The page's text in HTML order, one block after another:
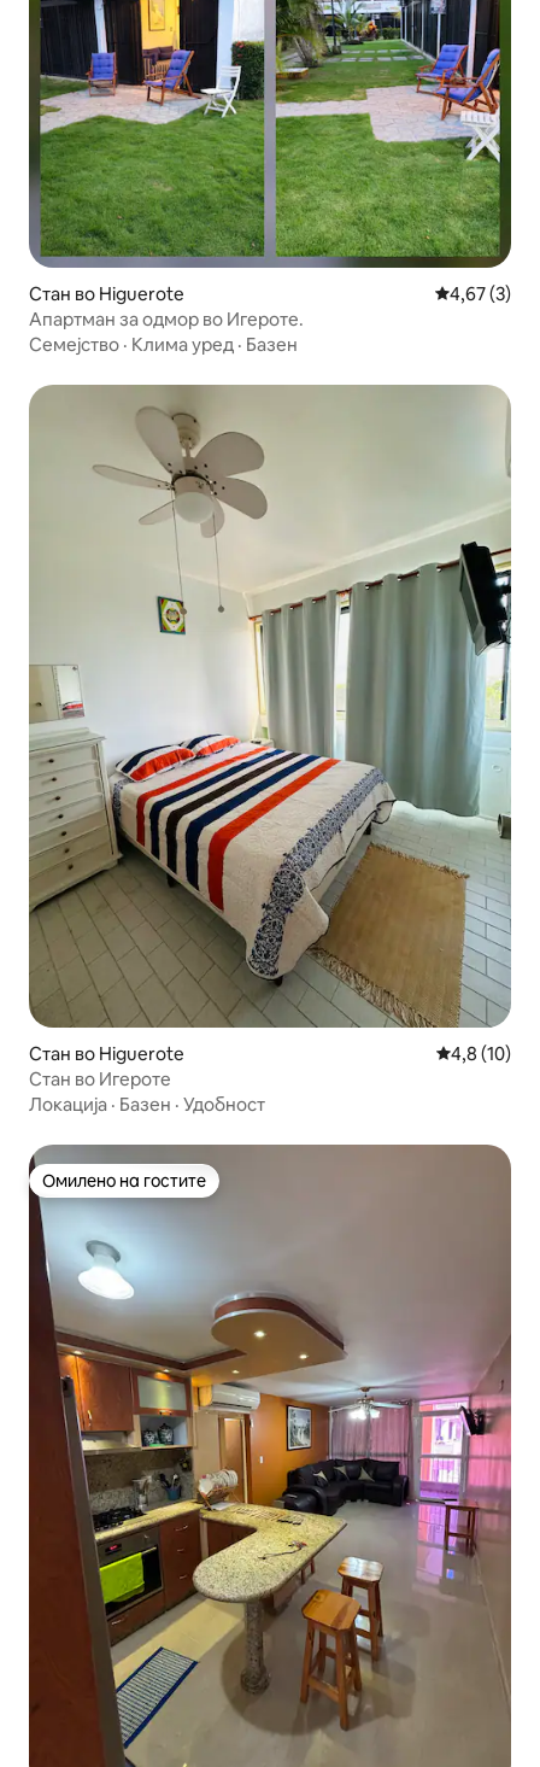
Стан во Higuerote Просечна
4,67 (3)
Апартман за одмор во Игероте.
Семејство · Клима уред · Базен
Стан во Higuerote Просечна
4,8 (10)
Стан во Игероте
Локација · Базен · Удобност
Омилено на гостите
Омилено на гостите